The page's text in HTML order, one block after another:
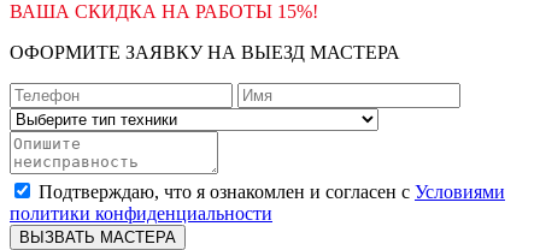
ВАША СКИДКА НА РАБОТЫ 15%!
ОФОРМИТЕ ЗАЯВКУ НА ВЫЕЗД МАСТЕРА
Подтверждаю, что я ознакомлен и согласен с Условиями
политики конфиденциальности
ВЫЗВАТЬ МАСТЕРА